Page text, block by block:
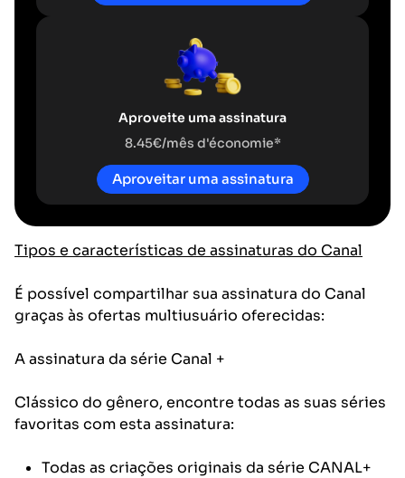
Aproveite uma assinatura
8.45€/mês d'économie*
Aproveitar uma assinatura
Tipos e características de assinaturas do Canal
É possível compartilhar sua assinatura do Canal
graças às ofertas multiusuário oferecidas:
A assinatura da série Canal +
Clássico do gênero, encontre todas as suas séries
favoritas com esta assinatura:
Todas as criações originais da série CANAL+